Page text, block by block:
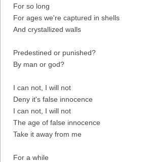
For so long
For ages we're captured in shells
And crystallized walls
Predestined or punished?
By man or god?
I can not, I will not
Deny it's false innocence
I can not, I will not
The age of false innocence
Take it away from me
For a while